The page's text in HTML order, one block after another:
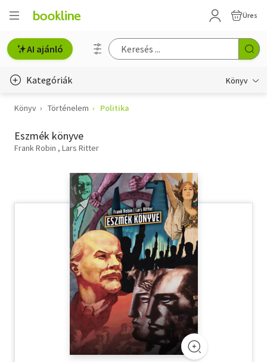
Üres
AI ajánló
Kategóriák Könyv
Életmód, egészség
Erotika
Hobbi, szabadidő
Szótár, nyelvkönyv
Tankönyv, segédkönyv
Társadalomtudomány
Könyv Történelem Politika
Eszmék könyve
Frank Robin Lars Ritter